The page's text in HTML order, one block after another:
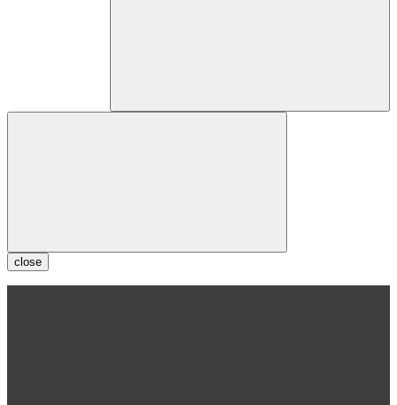
close